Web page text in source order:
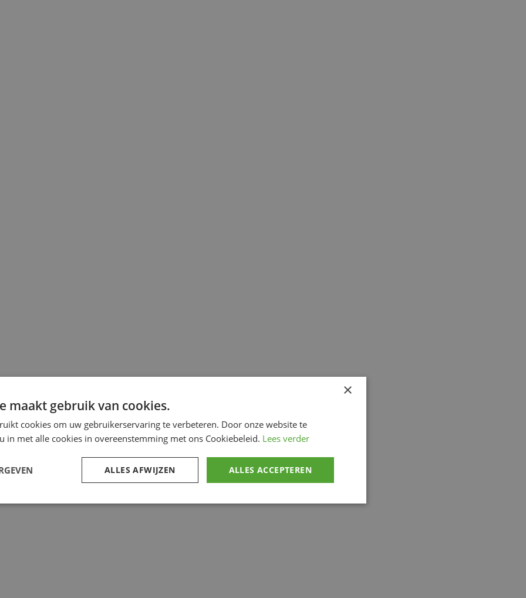
×
maakt gebruik van cookies.
cookies om uw gebruikerservaring te verbeteren. Door onze website te
in met alle cookies in overeenstemming met ons Cookiebeleid. Lees verder
ALLES ACCEPTEREN
ALLES AFWIJZEN